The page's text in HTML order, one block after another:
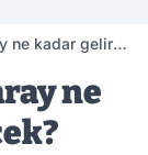
ne kadar gelir
ne